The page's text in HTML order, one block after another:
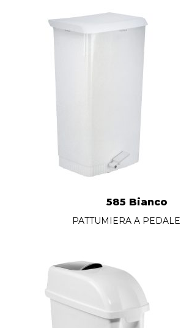
585 Bianco
PATTUMIERA A